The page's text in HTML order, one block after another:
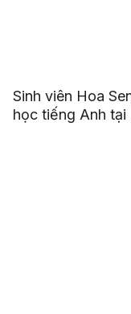
Sinh viên Hoa
học tiếng Anh tại